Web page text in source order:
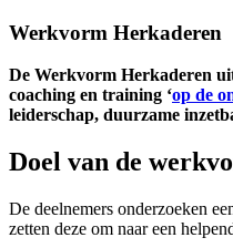
Werkvorm Herkaderen
De Werkvorm Herkaderen
coaching en training ‘op de
leiderschap, duurzame
Doel van de
De deelnemers onderzoeken
zetten deze om naar een